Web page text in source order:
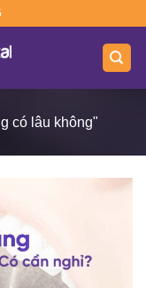
có lâu không"